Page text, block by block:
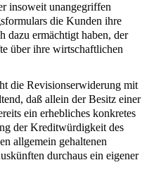
insoweit unangegriffen
die Kunden ihre
ermächtigt haben, der
über ihre wirtschaftlichen
die Revisionserwiderung mit
daß allein der Besitz einer
ein erhebliches konkretes
der Kreditwürdigkeit des
allgemein gehaltenen
durchaus ein eigener